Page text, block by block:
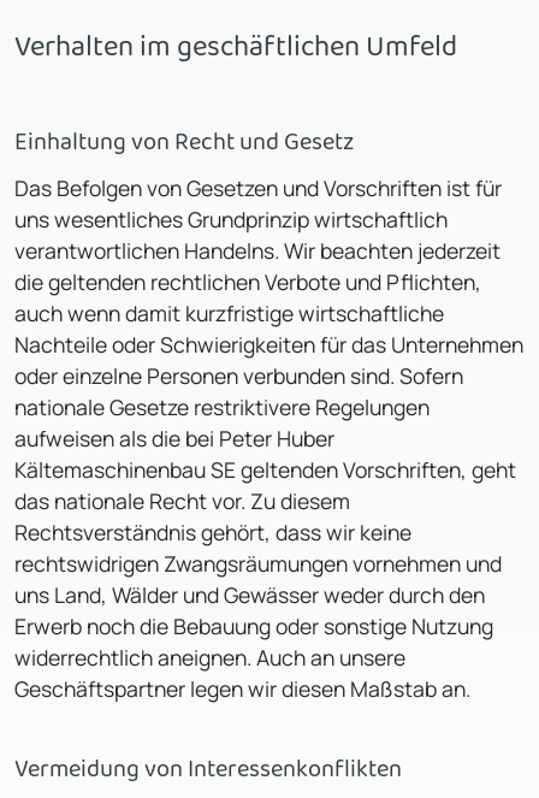
Verhalten im geschäftlichen Umfeld
Einhaltung von Recht und Gesetz
Das Befolgen von Gesetzen und Vorschriften ist für
uns wesentliches Grundprinzip wirtschaftlich
verantwortlichen Handelns. Wir beachten jederzeit
die geltenden rechtlichen Verbote und Pflichten,
auch wenn damit kurzfristige wirtschaftliche
Nachteile oder Schwierigkeiten für das Unternehmen
oder einzelne Personen verbunden sind. Sofern
nationale Gesetze restriktivere Regelungen
aufweisen als die bei Peter Huber
Kältemaschinenbau SE geltenden Vorschriften, geht
das nationale Recht vor. Zu diesem
Rechtsverständnis gehört, dass wir keine
rechtswidrigen Zwangsräumungen vornehmen und
uns Land, Wälder und Gewässer weder durch den
Erwerb noch die Bebauung oder sonstige Nutzung
widerrechtlich aneignen. Auch an unsere
Geschäftspartner legen wir diesen Maßstab an.
Vermeidung von Interessenkonflikten